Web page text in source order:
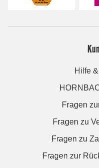
Hilfe
Fragen
Fragen zu
Fragen zu
Fragen zur